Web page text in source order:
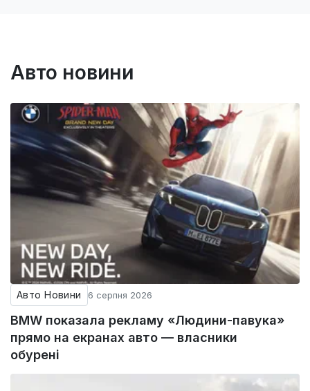
Авто новини
Авто Новини 6 серпня 2026
BMW показала рекламу «Людини-павука»
прямо на екранах авто — власники
обурені